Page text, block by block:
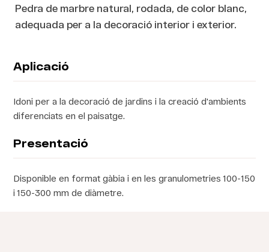
Pedra de marbre natural, rodada, de color blanc,
adequada per a la decoració interior i exterior.
Aplicació
Idoni per a la decoració de jardins i la creació d'ambients
diferenciats en el paisatge.
Presentació
Disponible en format gàbia i en les granulometries 100-150
i 150-300 mm de diàmetre.